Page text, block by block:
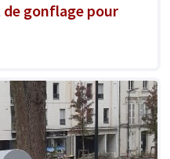
de gonflage pour